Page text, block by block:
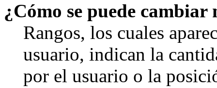
¿Cómo se puede cambiar
Rangos, los cuales
usuario, indican la
por el usuario o la